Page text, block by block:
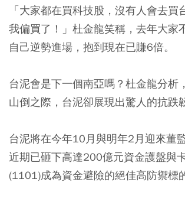
「大家都在買科技股，沒有人會去買
我偏買了！」杜金龍笑稱，去年大家
自己逆勢進場，抱到現在已賺6倍。
台泥會是下一個南亞嗎？杜金龍分析
山倒之際，台泥卻展現出驚人的抗跌
台泥將在今年10月與明年2月迎來董
近期已砸下高達200億元資金護盤與
(1101)成為資金避險的絕佳高防禦標